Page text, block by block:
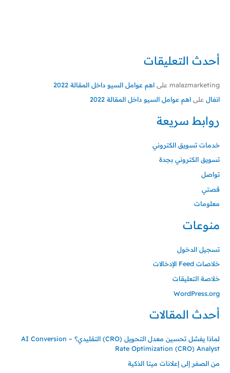
أحدث التعليقات
malazmarketing على اهم عوامل السيو داخل المقالة 2022
انفال على اهم عوامل السيو داخل المقالة 2022
روابط سريعة
خدمات تسويق الكتروني
تسويق الكتروني بجدة
تواصل
قصتي
معلومات
منوعات
تسجيل الدخول
خلاصات Feed الإدخالات
خلاصة التعليقات
WordPress.org
أحدث المقالات
لماذا يفشل تحسين معدل التحويل (CRO) التقليدي؟ – AI Conversion
Rate Optimization (CRO) Analyst
من الصفر إلى إعلانات ميتا الذكية